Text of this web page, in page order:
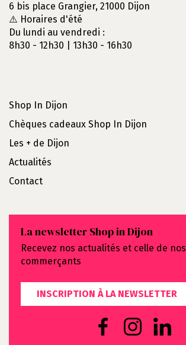
6 bis place Grangier, 21000 Dijon
⚠️ Horaires d'été
Du lundi au vendredi :
8h30 - 12h30 | 13h30 - 16h30
Shop In Dijon
Chèques cadeaux Shop In Dijon
Les + de Dijon
Actualités
Contact
La newsletter Shop in Dijon
Recevez nos actualités et celle de nos
commerçants
INSCRIPTION À LA NEWSLETTER